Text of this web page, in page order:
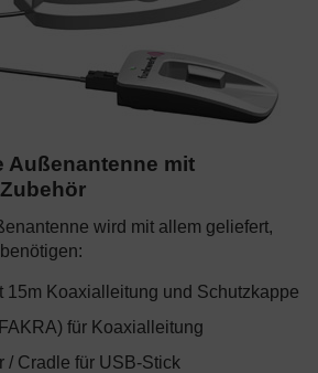
Außenantenne mit
wird mit allem geliefert,
15m Koaxialleitung und Schutzkappe
für Koaxialleitung
/ Cradle für USB-Stick